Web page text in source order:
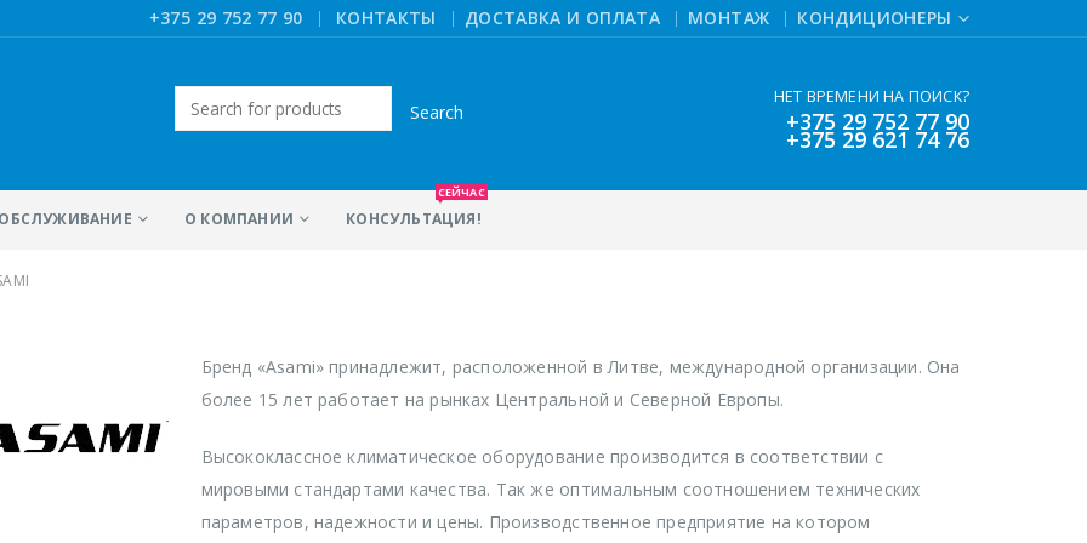
+375 29 752 77 90 | КОНТАКТЫ ДОСТАВКА И ОПЛАТА МОНТАЖ КОНДИЦИОНЕРЫ
Искать: НЕТ ВРЕМЕНИ НА ПОИСК?
+375 29 752 77 90
+375 29 621 74 76
ОБСЛУЖИВАНИЕ О КОМПАНИИ КОНСУЛЬТАЦИЯ!
СЕЙЧАС
Бренд «Asami» принадлежит, расположенной в Литве, международной организации. Она
более 15 лет работает на рынках Центральной и Северной Европы.
Высококлассное климатическое оборудование производится в соответствии с
мировыми стандартами качества. Так же оптимальным соотношением технических
параметров, надежности и цены. Производственное предприятие на котором